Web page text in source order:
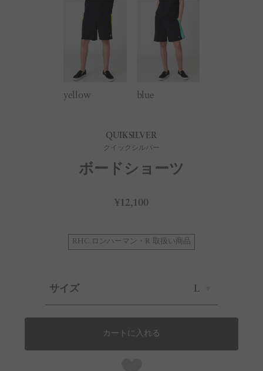
yellow blue
QUIKSILVER
クイックシルバー
ボードショーツ
¥12,100
RHC ロンハーマン・R 取扱い商品
サイズ L
カートに入れる